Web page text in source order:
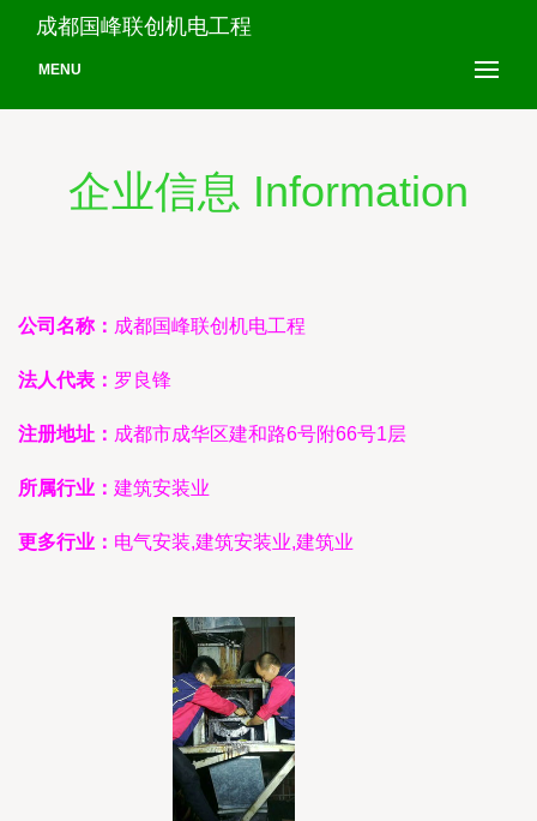
成都国峰联创机电工程
MENU
企业信息 Information
公司名称： 成都国峰联创机电工程
法人代表： 罗良锋
注册地址： 成都市成华区建和路6号附66号1层
所属行业： 建筑安装业
更多行业： 电气安装,建筑安装业,建筑业